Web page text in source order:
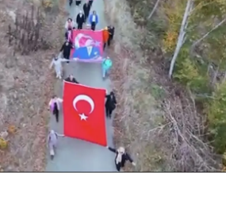
Kahramanmaraş
Mardin
Muğla
Muş
Nevşehir
Niğde